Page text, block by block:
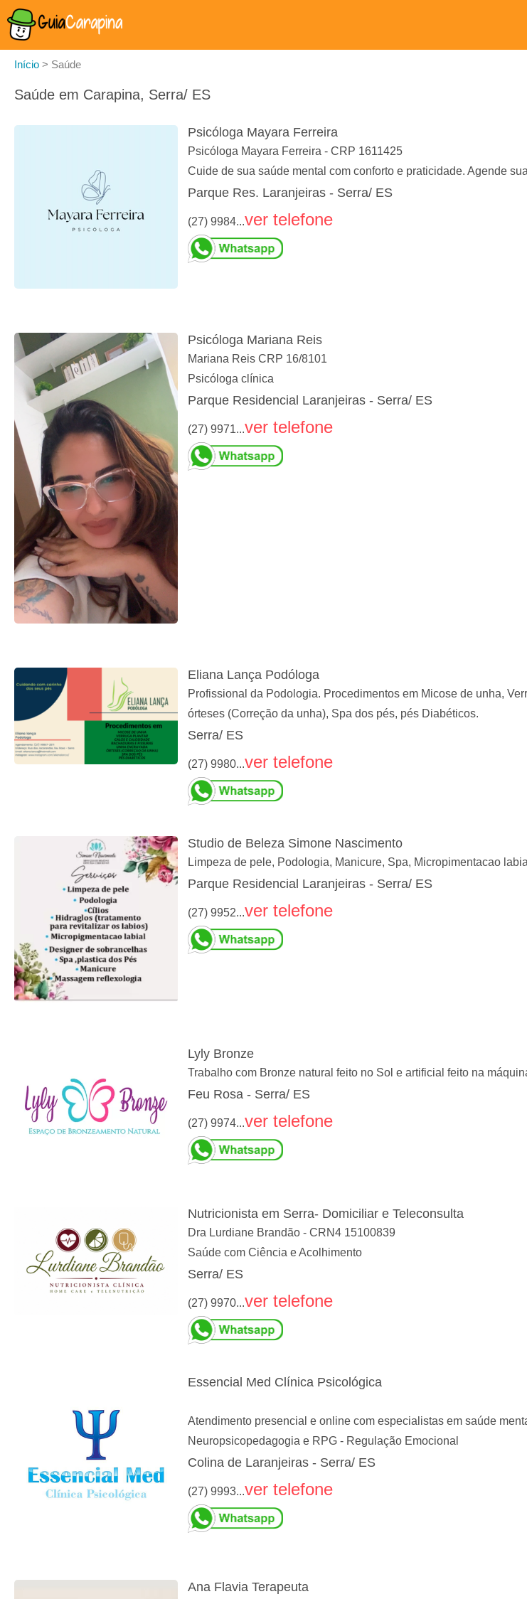
Início > Saúde
Saúde em Carapina, Serra/ ES
Psicóloga Mayara Ferreira
Psicóloga Mayara Ferreira - CRP 1611425
Cuide de sua saúde mental com conforto e praticidade. Agende
Parque Res. Laranjeiras - Serra/ ES
(27) 9984...ver telefone
Psicóloga Mariana Reis
Mariana Reis CRP 16/8101
Psicóloga clínica
Parque Residencial Laranjeiras - Serra/ ES
(27) 9971...ver telefone
Eliana Lança Podóloga
Profissional da Podologia. Procedimentos em Micose de unha,
órteses (Correção da unha), Spa dos pés, pés Diabéticos.
Serra/ ES
(27) 9980...ver telefone
Studio de Beleza Simone Nascimento
Limpeza de pele, Podologia, Manicure, Spa, Micropimentacao
Parque Residencial Laranjeiras - Serra/ ES
(27) 9952...ver telefone
Lyly Bronze
Trabalho com Bronze natural feito no Sol e artificial feito na
Feu Rosa - Serra/ ES
(27) 9974...ver telefone
Nutricionista em Serra- Domiciliar e Teleconsulta
Dra Lurdiane Brandão - CRN4 15100839
Saúde com Ciência e Acolhimento
Serra/ ES
(27) 9970...ver telefone
Essencial Med Clínica Psicológica
Atendimento presencial e online com especialistas em saúde
Neuropsicopedagogia e RPG - Regulação Emocional
Colina de Laranjeiras - Serra/ ES
(27) 9993...ver telefone
Ana Flavia Terapeuta